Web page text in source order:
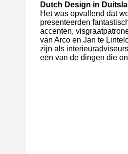
Dutch Design in
Het was opvallend dat
presenteerden
accenten,
van Arco en Jan te
zijn als
een van de dingen die